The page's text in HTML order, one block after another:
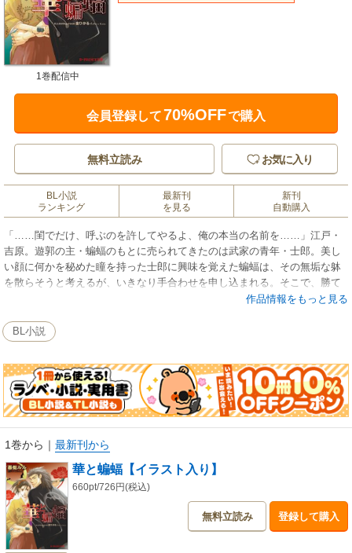
1巻配信中
会員登録して70%OFFで購入
無料立読み お気に入り
BL小説
ランキング
最新刊
を見る
新刊
自動購入
「……閨でだけ、呼ぶのを許してやるよ、俺の本当の名前を……」江戸・
吉原。遊郭の主・蝙蝠のもとに売られてきたのは武家の青年・士郎。美し
い顔に何かを秘めた瞳を持った士郎に興味を覚えた蝙蝠は、その無垢な躰
を散らそうと考えるが、いきなり手合わせを申し込まれる。そこで、勝て
ばお前の躰を好きにすると蝙蝠は言い放ち、向き合うが!? 互いに何か秘
（※本作品はイラスト入りです。電子書籍化して配信するにあたり一部単
行本と異なる仕様がございます）
作品情報をもっと見る
BL小説
1巻から ｜ 最新刊から
華と蝙蝠【イラスト入り】
660pt/726円(税込)
無料立読み 登録して購入